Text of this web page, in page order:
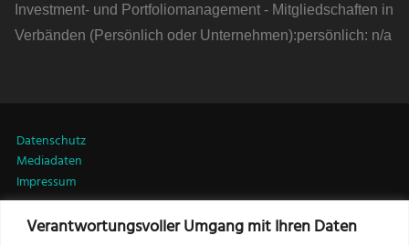
Verantwortungsvoller Umgang mit Ihren Daten
Investment- und Portfoliomanagement - Mitgliedschaften in
Verbänden (Persönlich oder Unternehmen):persönlich: n/a
Datenschutz
Mediadaten
Impressum